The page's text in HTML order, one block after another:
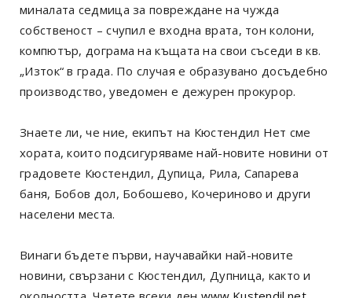
миналата седмица за повреждане на чужда
собственост – счупил е входна врата, тон колони,
компютър, дограма на къщата на свои съседи в кв.
„Изток“ в града. По случая е образувано досъдебно
производство, уведомен е дежурен прокурор.
Знаете ли, че ние, екипът на Кюстендил Нет сме
хората, които подсигуряваме най-новите новини от
градовете Кюстендил, Дупица, Рила, Сапарева
баня, Бобов дол, Бобошево, Кочериново и други
населени места.
Винаги бъдете първи, научавайки най-новите
новини, свързани с Кюстендил, Дупница, както и